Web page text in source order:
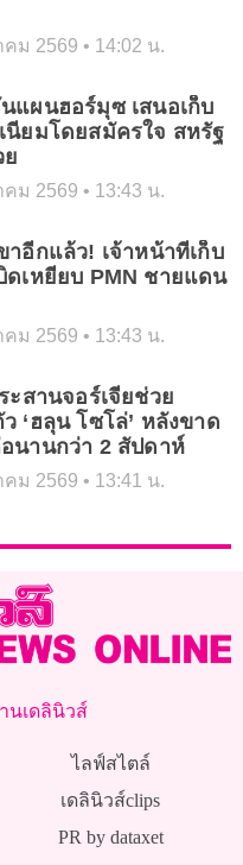
คม 2569 14:02 น.
แผนฮอร์มุซ เสนอเก็บ
นียมโดยสมัครใจ สหรัฐ
ย
คม 2569 13:43 น.
าอีกแล้ว! เจ้าหน้าที่เก็บ
ดเหยียบ PMN ชายแดน
คม 2569 13:43 น.
ะสานจอร์เจียช่วย
‘ฮลุน โซโล่’ หลังขาด
นานกว่า 2 สัปดาห์
คม 2569 13:41 น.
นเดลินิวส์
ไลฟ์สไตล์
เดลินิวส์clips
PR by dataxet